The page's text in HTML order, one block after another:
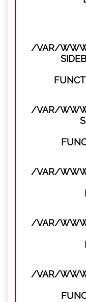
/VAR/
/VAR/
/VAR/
/VAR/
/VAR/